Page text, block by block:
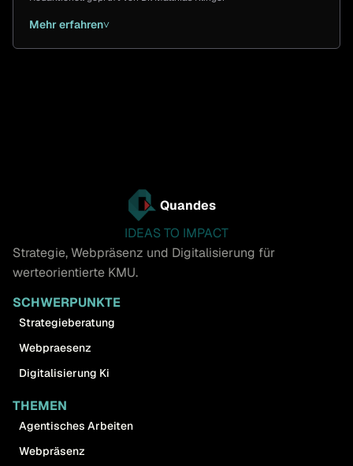
Mehr erfahren˅
Quandes
IDEAS TO IMPACT
Strategie, Webpräsenz und Digitalisierung für
werteorientierte KMU.
SCHWERPUNKTE
Strategieberatung
Webpraesenz
Digitalisierung Ki
THEMEN
Agentisches Arbeiten
Webpräsenz